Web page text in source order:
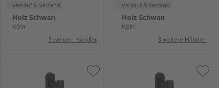
Verkauf & Versand
Holz Schwan
Köln
3 weitere Händler
Verkauf & Versand
Holz Schwan
Köln
3 weitere Händler